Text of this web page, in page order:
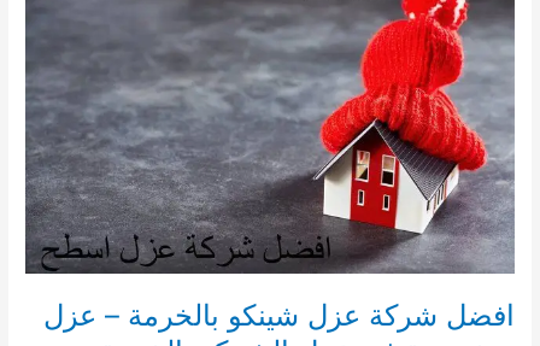
0503790908
–
عزل
متخصصة
فى
عزل
الشينكو
بالطائف
افضل شركة عزل شينكو بالخرمة – عزل